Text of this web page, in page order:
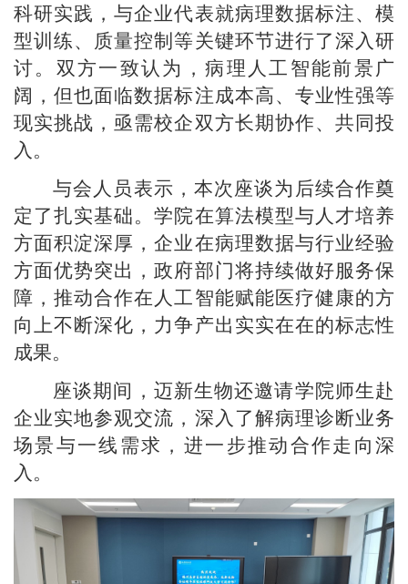
科研实践，与企业代表就病理数据标注、模
型训练、质量控制等关键环节进行了深入研
讨。双方一致认为，病理人工智能前景广
阔，但也面临数据标注成本高、专业性强等
现实挑战，亟需校企双方长期协作、共同投
入。
与会人员表示，本次座谈为后续合作奠
定了扎实基础。学院在算法模型与人才培养
方面积淀深厚，企业在病理数据与行业经验
方面优势突出，政府部门将持续做好服务保
障，推动合作在人工智能赋能医疗健康的方
向上不断深化，力争产出实实在在的标志性
成果。
座谈期间，迈新生物还邀请学院师生赴
企业实地参观交流，深入了解病理诊断业务
场景与一线需求，进一步推动合作走向深
入。